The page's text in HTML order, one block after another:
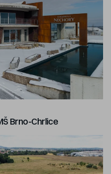
Brno-Chrlice